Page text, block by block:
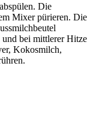
Die
Mixer pürieren. Die
bei mittlerer Hitze
Kokosmilch,